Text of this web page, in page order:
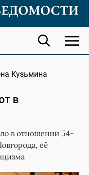
Кузьмина
в
в отношении 54-
её